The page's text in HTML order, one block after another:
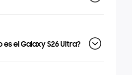
el Galaxy S26 Ultra?